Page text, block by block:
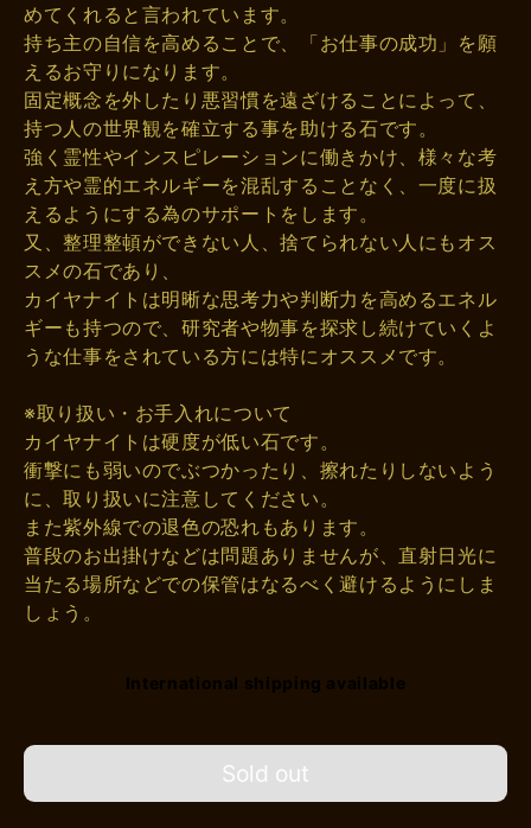
めてくれると言われています。
持ち主の自信を高めることで、「お仕事の成功」を願
えるお守りになります。
固定概念を外したり悪習慣を遠ざけることによって、
持つ人の世界観を確立する事を助ける石です。
強く霊性やインスピレーションに働きかけ、様々な考
え方や霊的エネルギーを混乱することなく、一度に扱
えるようにする為のサポートをします。
又、整理整頓ができない人、捨てられない人にもオス
スメの石であり、
カイヤナイトは明晰な思考力や判断力を高めるエネル
ギーも持つので、研究者や物事を探求し続けていくよ
うな仕事をされている方には特にオススメです。
※取り扱い・お手入れについて
カイヤナイトは硬度が低い石です。
衝撃にも弱いのでぶつかったり、擦れたりしないよう
に、取り扱いに注意してください。
また紫外線での退色の恐れもあります。
普段のお出掛けなどは問題ありませんが、直射日光に
当たる場所などでの保管はなるべく避けるようにしま
しょう。
International shipping available
Sold out